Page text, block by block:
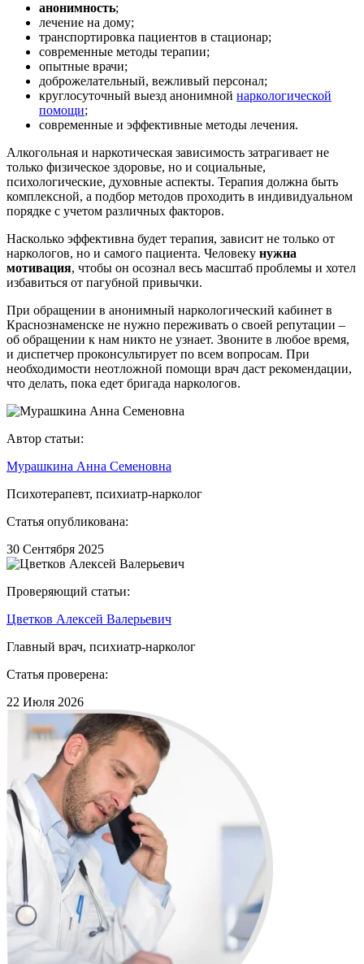
анонимность;
лечение на дому;
транспортировка пациентов в стационар;
современные методы терапии;
опытные врачи;
доброжелательный, вежливый персонал;
круглосуточный выезд анонимной наркологической
помощи;
современные и эффективные методы лечения.
Алкогольная и наркотическая зависимость затрагивает не
только физическое здоровье, но и социальные,
психологические, духовные аспекты. Терапия должна быть
комплексной, а подбор методов проходить в индивидуальном
порядке с учетом различных факторов.
Насколько эффективна будет терапия, зависит не только от
наркологов, но и самого пациента. Человеку нужна
мотивация, чтобы он осознал весь масштаб проблемы и хотел
избавиться от пагубной привычки.
При обращении в анонимный наркологический кабинет в
Краснознаменске не нужно переживать о своей репутации –
об обращении к нам никто не узнает. Звоните в любое время,
и диспетчер проконсультирует по всем вопросам. При
необходимости неотложной помощи врач даст рекомендации,
что делать, пока едет бригада наркологов.
Автор статьи:
Мурашкина Анна Семеновна
Психотерапевт, психиатр-нарколог
Статья опубликована:
30 Сентября 2025
Проверяющий статьи:
Цветков Алексей Валерьевич
Главный врач, психиатр-нарколог
Статья проверена:
22 Июля 2026